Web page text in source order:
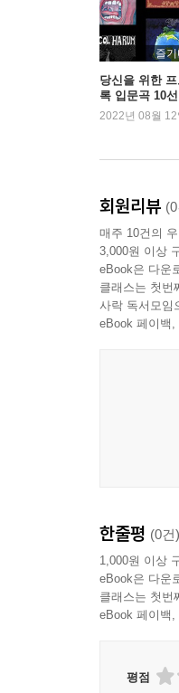
즐
당신을 위한
록 입문곡 10선
2022년 08월 12
회원리뷰
매주 10건의
3,000원 이상
eBook은 다운
클래스는 첫번
사락 독서모임
eBook 페이백
한줄평 (0건)
1,000원 이상
eBook은 다운
클래스는 첫번
eBook 페이백
평점